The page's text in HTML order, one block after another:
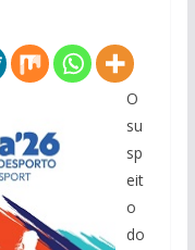
O
su
sp
eit
o
do